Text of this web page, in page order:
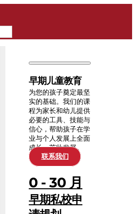
私立学校
大学
关于KEY
教育资源
早期儿童教育
为您的孩子奠定最坚
实的基础。我们的课
程为家长和幼儿提供
必要的工具、技能与
信心，帮助孩子在学
业与个人发展上全面
成长、茁壮发展。
联系我们
0 - 30 月
早期私校申